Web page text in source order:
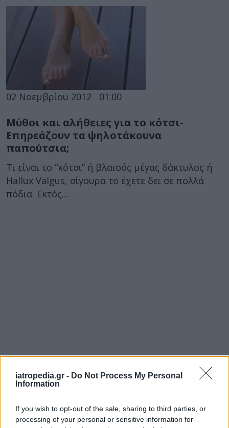
iatropedia.gr - Do Not Process My Personal
Information
If you wish to opt-out of the sale, sharing to third parties, or
processing of your personal or sensitive information for
02 Νοεμβρίου 2012 01:00
Μύθοι και αλήθειες για το κότσι-
Επηρεάζουν τα ψηλοτάκουνα
παπούτσια;
Τι είναι το “κότσι” ή βλαισός μέγας δάκτυλος ή
Hallux Valgus, σίγουρα το έχετε δει σε πολλά
πόδια. Εκτός...